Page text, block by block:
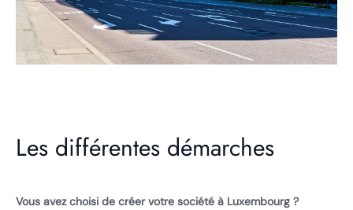
Les différentes démarches
Vous avez choisi de créer votre société à Luxembourg ?